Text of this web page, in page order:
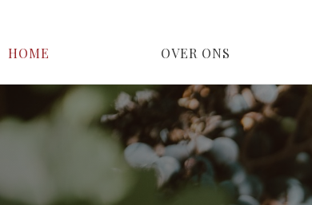
HOME OVER ONS